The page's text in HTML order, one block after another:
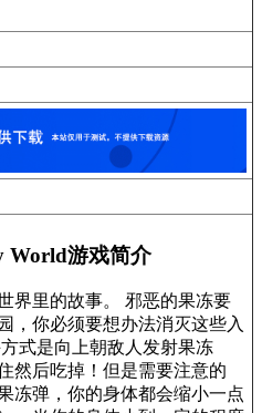
World游戏简介
界里的故事。 邪恶的果冻要
，你必须要想办法消灭这些入
式是向上朝敌人发射果冻
然后吃掉！但是需要注意的
冻弹，你的身体都会缩小一点